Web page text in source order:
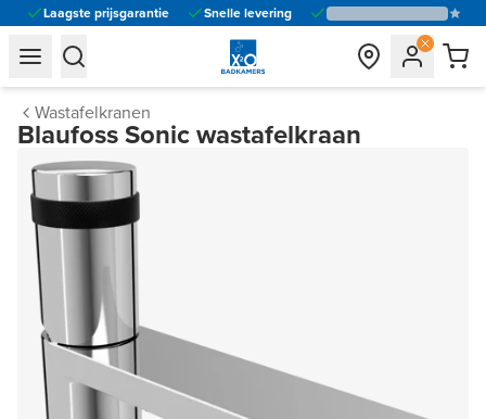
Laagste prijsgarantie Snelle levering
general.navigation.toggle_menu.label
general.navigation.toggle_menu.label
Wastafelkranen
Blaufoss Sonic wastafelkraan